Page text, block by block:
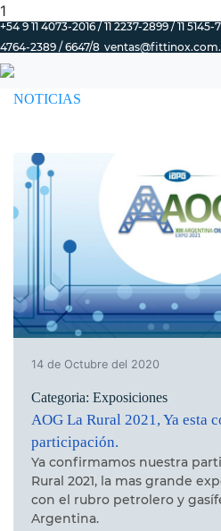
1
+54 9 11 4073-2016 / 11 2237-2899 / 11
4764-2389 / 6647/8
NOTICIAS
14 de Octubre del 2020
Categoria: Exposiciones
AOG La Rural 2021, Ya esta
participación.
Ya confirmamos nuestra
Rural 2021, la mas grande
con el rubro petrolero y
Argentina.